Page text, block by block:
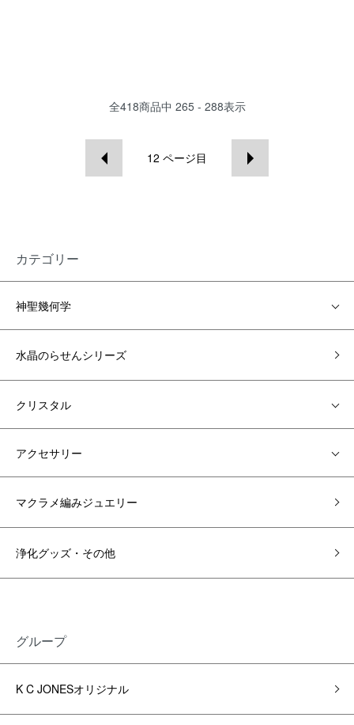
全418商品中 265 - 288表示
12 ページ目
カテゴリー
神聖幾何学
水晶のらせんシリーズ
クリスタル
アクセサリー
マクラメ編みジュエリー
浄化グッズ・その他
グループ
K C JONESオリジナル